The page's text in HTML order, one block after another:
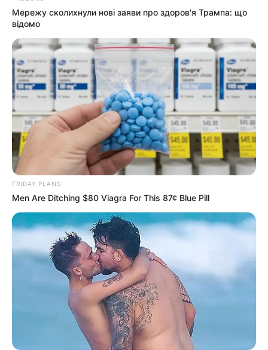
Мережу сколихнули нові заяви про здоров'я Трампа: що
відомо
FRIDAY PLANS
Men Are Ditching $80 Viagra For This 87¢ Blue Pill